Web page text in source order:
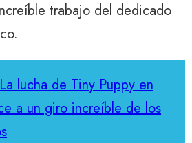
trabajo del dedicado
La lucha de Tiny Puppy en
a un giro increíble de los